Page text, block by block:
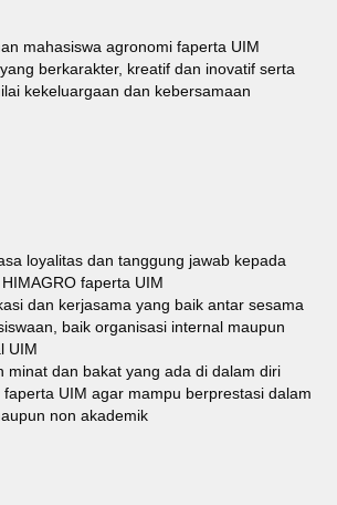
mahasiswa agronomi faperta UIM
berkarakter, kreatif dan inovatif serta
kekeluargaan dan kebersamaan
loyalitas dan tanggung jawab kepada
faperta UIM
dan kerjasama yang baik antar sesama
baik organisasi internal maupun
UIM
minat dan bakat yang ada di dalam diri
UIM agar mampu berprestasi dalam
non akademik